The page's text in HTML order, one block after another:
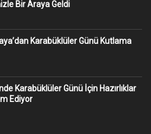
Bir Araya Geldi
Karabüklüler Günü Kutlama
Karabüklüler Günü İçin Hazırlıklar
Ediyor